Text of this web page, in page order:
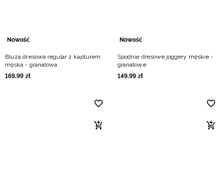
Nowość
Bluza dresowa regular z kapturem
męska - granatowa
169,99 zł
Nowość
Spodnie dresowe joggery męskie -
granatowe
149,99 zł